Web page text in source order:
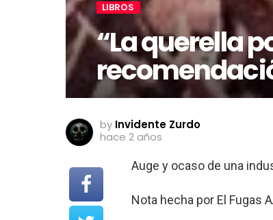
LIBROS
“La querella
by Invidente Zurdo
hace 2 años
Auge y ocaso de una
Nota hecha por El Fugas